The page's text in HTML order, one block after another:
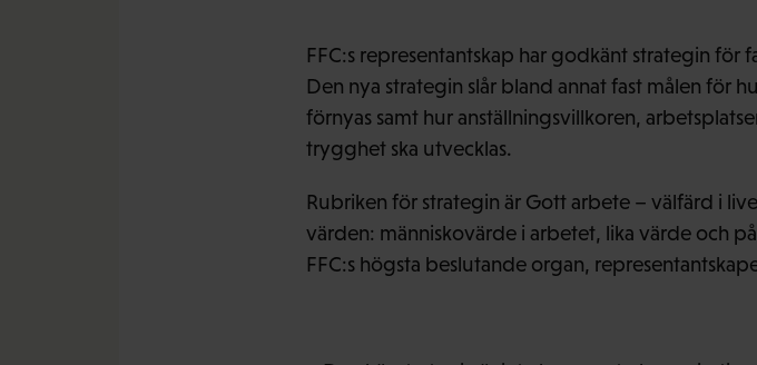
FFC:s representantskap har godkänt strategin för
Den nya strategin slår bland annat fast målen för
förnyas samt hur anställningsvillkoren,
trygghet ska utvecklas.
Rubriken för strategin är Gott arbete – välfärd i
värden: människovärde i arbetet, lika värde och
FFC:s högsta beslutande organ,